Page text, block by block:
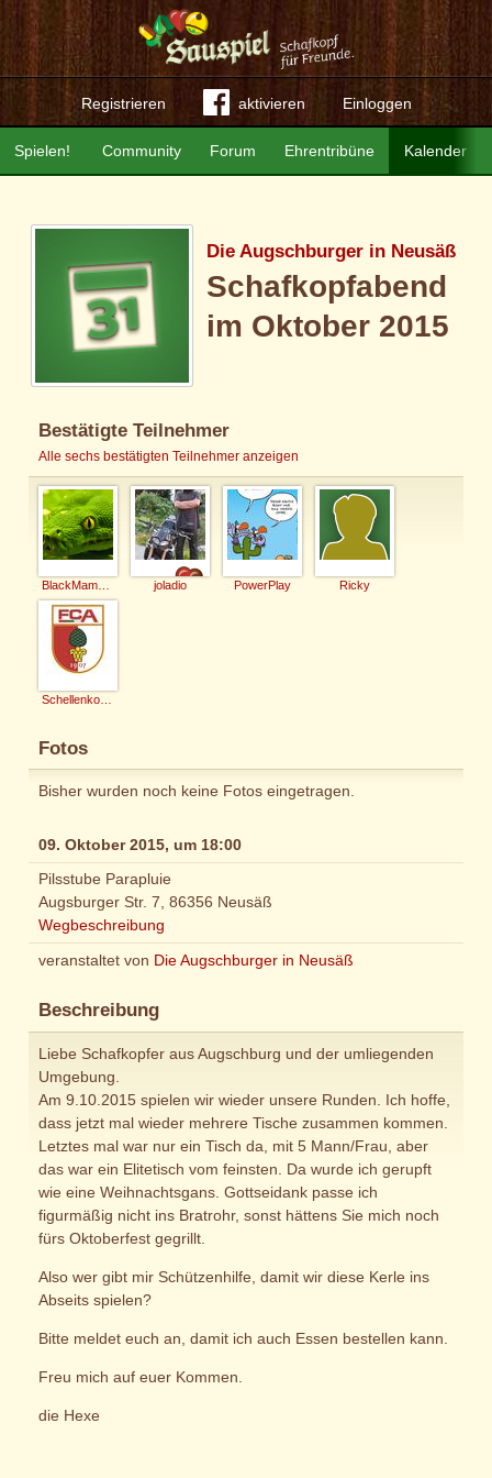
Registrieren aktivieren Einloggen
Community Forum Ehrentribüne Kalender
Spielen!
Die Augschburger in Neusäß
Schafkopfabend
im Oktober 2015
Bestätigte Teilnehmer
Alle sechs bestätigten Teilnehmer anzeigen
joladio PowerPlay Ricky
Fotos
Bisher wurden noch keine Fotos eingetragen.
09. Oktober 2015, um 18:00
Pilsstube Parapluie
Augsburger Str. 7, 86356 Neusäß
Wegbeschreibung
veranstaltet von Die Augschburger in Neusäß
Beschreibung
Liebe Schafkopfer aus Augschburg und der umliegenden
Umgebung.
Am 9.10.2015 spielen wir wieder unsere Runden. Ich hoffe,
dass jetzt mal wieder mehrere Tische zusammen kommen.
Letztes mal war nur ein Tisch da, mit 5 Mann/Frau, aber
das war ein Elitetisch vom feinsten. Da wurde ich gerupft
wie eine Weihnachtsgans. Gottseidank passe ich
figurmäßig nicht ins Bratrohr, sonst hättens Sie mich noch
fürs Oktoberfest gegrillt.
Also wer gibt mir Schützenhilfe, damit wir diese Kerle ins
Abseits spielen?
Bitte meldet euch an, damit ich auch Essen bestellen kann.
Freu mich auf euer Kommen.
die Hexe